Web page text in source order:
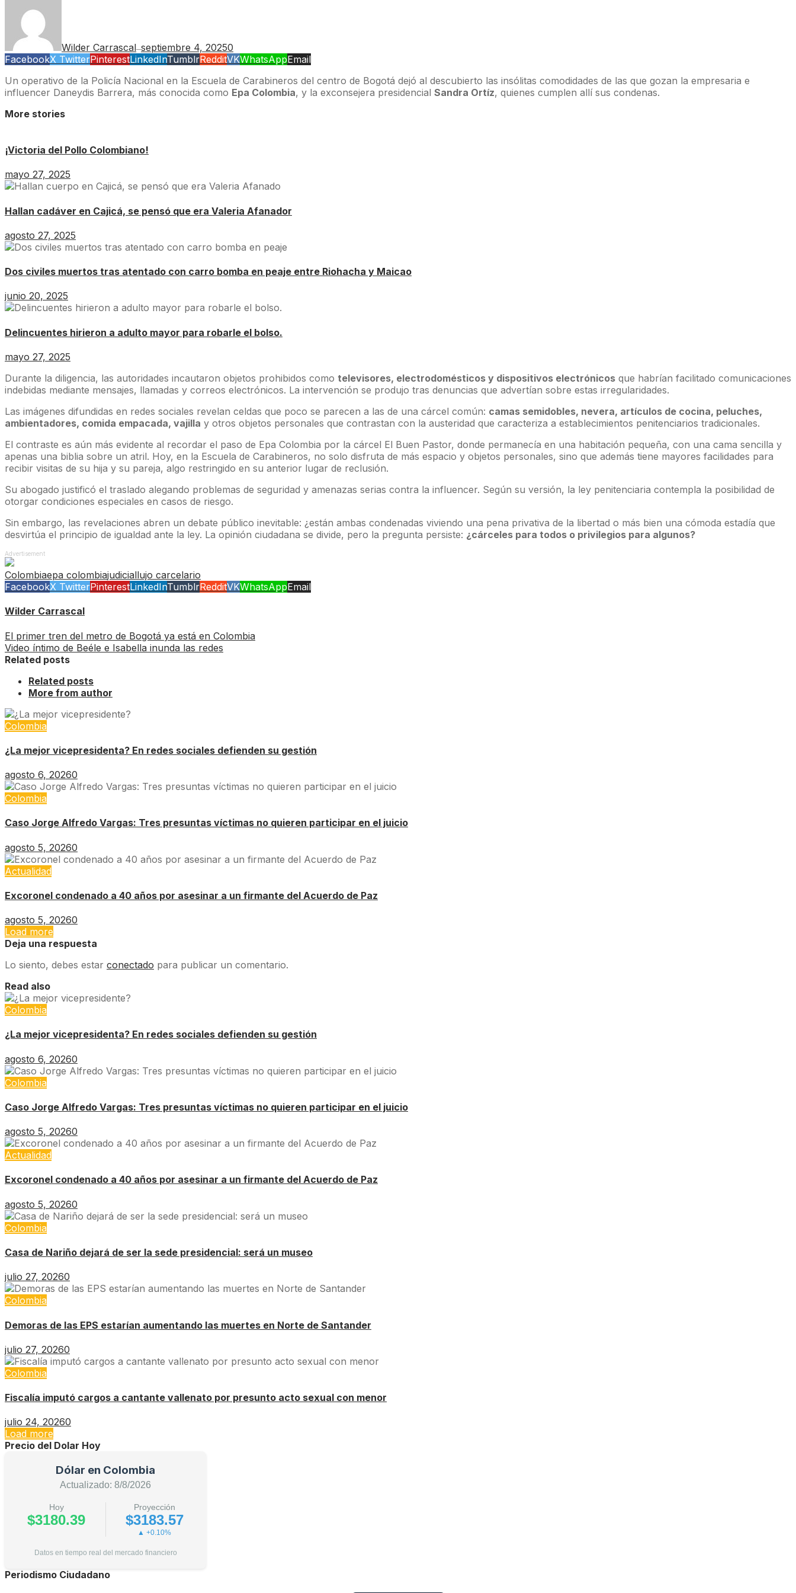
Wilder Carrascal—septiembre 4, 20250
FacebookX TwitterPinterestLinkedInTumblrRedditVKWhatsAppEmail
Un operativo de la Policía Nacional en la Escuela de Carabineros del centro de Bogotá dejó al descubierto las insólitas comodidades de las que gozan la empresaria e
influencer Daneydis Barrera, más conocida como Epa Colombia, y la exconsejera presidencial Sandra Ortíz, quienes cumplen allí sus condenas.
More stories
¡Victoria del Pollo Colombiano!
mayo 27, 2025
Hallan cadáver en Cajicá, se pensó que era Valeria Afanador
agosto 27, 2025
Dos civiles muertos tras atentado con carro bomba en peaje entre Riohacha y Maicao
junio 20, 2025
Delincuentes hirieron a adulto mayor para robarle el bolso.
mayo 27, 2025
Durante la diligencia, las autoridades incautaron objetos prohibidos como televisores, electrodomésticos y dispositivos electrónicos que habrían facilitado comunicaciones
indebidas mediante mensajes, llamadas y correos electrónicos. La intervención se produjo tras denuncias que advertían sobre estas irregularidades.
Las imágenes difundidas en redes sociales revelan celdas que poco se parecen a las de una cárcel común: camas semidobles, nevera, artículos de cocina, peluches,
ambientadores, comida empacada, vajilla y otros objetos personales que contrastan con la austeridad que caracteriza a establecimientos penitenciarios tradicionales.
El contraste es aún más evidente al recordar el paso de Epa Colombia por la cárcel El Buen Pastor, donde permanecía en una habitación pequeña, con una cama sencilla y
apenas una biblia sobre un atril. Hoy, en la Escuela de Carabineros, no solo disfruta de más espacio y objetos personales, sino que además tiene mayores facilidades para
recibir visitas de su hija y su pareja, algo restringido en su anterior lugar de reclusión.
Su abogado justificó el traslado alegando problemas de seguridad y amenazas serias contra la influencer. Según su versión, la ley penitenciaria contempla la posibilidad de
otorgar condiciones especiales en casos de riesgo.
Sin embargo, las revelaciones abren un debate público inevitable: ¿están ambas condenadas viviendo una pena privativa de la libertad o más bien una cómoda estadía que
desvirtúa el principio de igualdad ante la ley. La opinión ciudadana se divide, pero la pregunta persiste: ¿cárceles para todos o privilegios para algunos?
Advertisement
Colombiaepa colombiajudiciallujo carcelario
FacebookX TwitterPinterestLinkedInTumblrRedditVKWhatsAppEmail
Wilder Carrascal
El primer tren del metro de Bogotá ya está en Colombia
Video íntimo de Beéle e Isabella inunda las redes
Related posts
Related posts
More from author
Colombia
¿La mejor vicepresidenta? En redes sociales defienden su gestión
agosto 6, 20260
Colombia
Caso Jorge Alfredo Vargas: Tres presuntas víctimas no quieren participar en el juicio
agosto 5, 20260
Actualidad
Excoronel condenado a 40 años por asesinar a un firmante del Acuerdo de Paz
agosto 5, 20260
Load more
Deja una respuesta
Lo siento, debes estar conectado para publicar un comentario.
Read also
Colombia
¿La mejor vicepresidenta? En redes sociales defienden su gestión
agosto 6, 20260
Colombia
Caso Jorge Alfredo Vargas: Tres presuntas víctimas no quieren participar en el juicio
agosto 5, 20260
Actualidad
Excoronel condenado a 40 años por asesinar a un firmante del Acuerdo de Paz
agosto 5, 20260
Colombia
Casa de Nariño dejará de ser la sede presidencial: será un museo
julio 27, 20260
Colombia
Demoras de las EPS estarían aumentando las muertes en Norte de Santander
julio 27, 20260
Colombia
Fiscalía imputó cargos a cantante vallenato por presunto acto sexual con menor
julio 24, 20260
Load more
Precio del Dolar Hoy
Dólar en Colombia
Actualizado: 8/8/2026
Hoy
$3180.39
Proyección
$3183.57
▲ +0.10%
Datos en tiempo real del mercado financiero
Periodismo Ciudadano